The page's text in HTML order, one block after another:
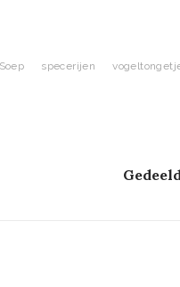
Soep specerijen